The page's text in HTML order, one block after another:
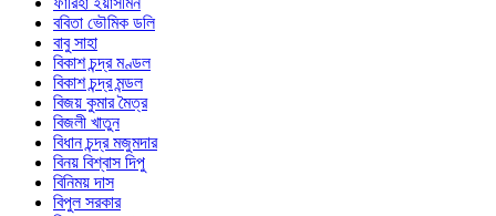
ববিতা ভৌমিক ডলি
বাবু সাহা
বিকাশ চন্দ্র মণ্ডল
বিকাশ চন্দ্র মন্ডল
বিজয় কুমার মৈত্র
বিজলী খাতুন
বিধান চন্দ্র মজুমদার
বিনয় বিশ্বাস দিপু
বিনিময় দাস
বিপুল সরকার